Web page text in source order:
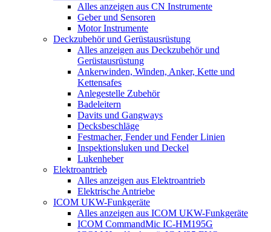
Alles anzeigen aus CN Instrumente
Geber und Sensoren
Motor Instrumente
Deckzubehör und Gerüstausrüstung
Alles anzeigen aus Deckzubehör und
Gerüstausrüstung
Ankerwinden, Winden, Anker, Kette und
Kettensafes
Anlegestelle Zubehör
Badeleitern
Davits und Gangways
Decksbeschläge
Festmacher, Fender und Fender Linien
Inspektionsluken und Deckel
Lukenheber
Elektroantrieb
Alles anzeigen aus Elektroantrieb
Elektrische Antriebe
ICOM UKW-Funkgeräte
Alles anzeigen aus ICOM UKW-Funkgeräte
ICOM CommandMic IC-HM195G